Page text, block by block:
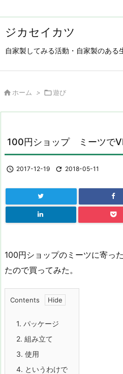
ジカセイカツ
自家製してみる活動・自家製のある
 ホーム > 遊び
100円ショップ ミーツで
 2017-12-19  2018-05-11
100円ショップのミーツに寄っ
たので買ってみた。
Contents
1. パッケージ
2. 組み立て
3. 使用
4. というわけで